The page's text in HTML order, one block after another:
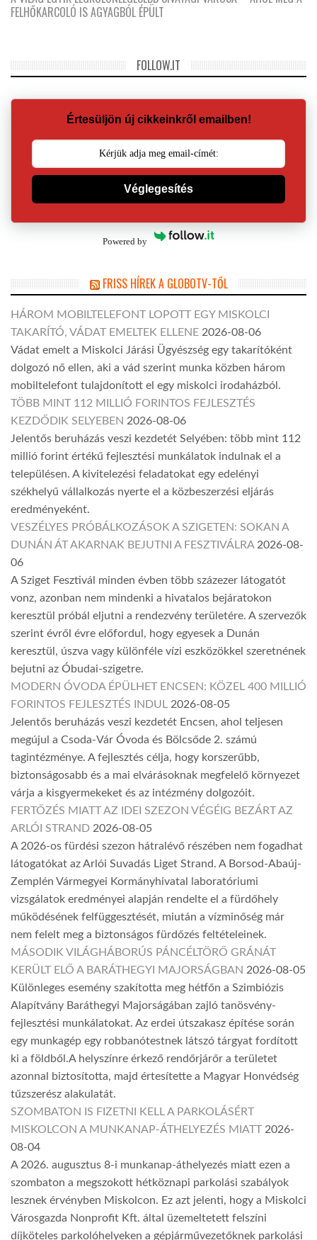
FELHŐKARCOLÓ IS AGYAGBÓL ÉPÜLT
FOLLOW.IT
Értesüljön új cikkeinkről emailben!
Véglegesítés
Powered by
FRISS HÍREK A GLOBOTV-TŐL
HÁROM MOBILTELEFONT LOPOTT EGY MISKOLCI
TAKARÍTÓ, VÁDAT EMELTEK ELLENE 2026-08-06
Vádat emelt a Miskolci Járási Ügyészség egy takarítóként
dolgozó nő ellen, aki a vád szerint munka közben három
mobiltelefont tulajdonított el egy miskolci irodaházból.
TÖBB MINT 112 MILLIÓ FORINTOS FEJLESZTÉS
KEZDŐDIK SELYEBEN 2026-08-06
Jelentős beruházás veszi kezdetét Selyében: több mint 112
millió forint értékű fejlesztési munkálatok indulnak el a
településen. A kivitelezési feladatokat egy edelényi
székhelyű vállalkozás nyerte el a közbeszerzési eljárás
eredményeként.
VESZÉLYES PRÓBÁLKOZÁSOK A SZIGETEN: SOKAN A
DUNÁN ÁT AKARNAK BEJUTNI A FESZTIVÁLRA 2026-08-
06
A Sziget Fesztivál minden évben több százezer látogatót
vonz, azonban nem mindenki a hivatalos bejáratokon
keresztül próbál eljutni a rendezvény területére. A szervezők
szerint évről évre előfordul, hogy egyesek a Dunán
keresztül, úszva vagy különféle vízi eszközökkel szeretnének
bejutni az Óbudai-szigetre.
MODERN ÓVODA ÉPÜLHET ENCSEN: KÖZEL 400 MILLIÓ
FORINTOS FEJLESZTÉS INDUL 2026-08-05
Jelentős beruházás veszi kezdetét Encsen, ahol teljesen
megújul a Csoda-Vár Óvoda és Bölcsőde 2. számú
tagintézménye. A fejlesztés célja, hogy korszerűbb,
biztonságosabb és a mai elvárásoknak megfelelő környezet
várja a kisgyermekeket és az intézmény dolgozóit.
FERTŐZÉS MIATT AZ IDEI SZEZON VÉGÉIG BEZÁRT AZ
ARLÓI STRAND 2026-08-05
A 2026-os fürdési szezon hátralévő részében nem fogadhat
látogatókat az Arlói Suvadás Liget Strand. A Borsod-Abaúj-
Zemplén Vármegyei Kormányhivatal laboratóriumi
vizsgálatok eredményei alapján rendelte el a fürdőhely
működésének felfüggesztését, miután a vízminőség már
nem felelt meg a biztonságos fürdőzés feltételeinek.
MÁSODIK VILÁGHÁBORÚS PÁNCÉLTÖRŐ GRÁNÁT
KERÜLT ELŐ A BARÁTHEGYI MAJORSÁGBAN 2026-08-05
Különleges esemény szakította meg hétfőn a Szimbiózis
Alapítvány Baráthegyi Majorságában zajló tanösvény-
fejlesztési munkálatokat. Az erdei útszakasz építése során
egy munkagép egy robbanótestnek látszó tárgyat fordított
ki a földből.A helyszínre érkező rendőrjárőr a területet
azonnal biztosította, majd értesítette a Magyar Honvédség
tűzszerész alakulatát.
SZOMBATON IS FIZETNI KELL A PARKOLÁSÉRT
MISKOLCON A MUNKANAP-ÁTHELYEZÉS MIATT 2026-
08-04
A 2026. augusztus 8-i munkanap-áthelyezés miatt ezen a
szombaton a megszokott hétköznapi parkolási szabályok
lesznek érvényben Miskolcon. Ez azt jelenti, hogy a Miskolci
Városgazda Nonprofit Kft. által üzemeltetett felszíni
díjköteles parkolóhelyeken a gépjárművezetőknek parkolási